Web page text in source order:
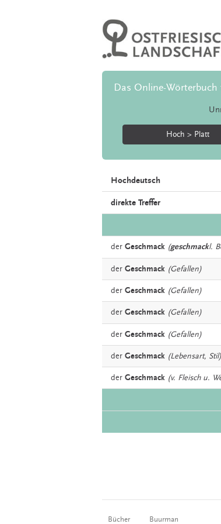
Das Online-
Hoch > Platt
Hochdeutsch
direkte Treffer
der Geschmack (geschmackl.
der Geschmack (Gefallen)
der Geschmack (Gefallen)
der Geschmack (Gefallen)
der Geschmack (Gefallen)
der Geschmack (Lebensart, Stil)
der Geschmack (v. Fleisch u.
Bücher Buurman